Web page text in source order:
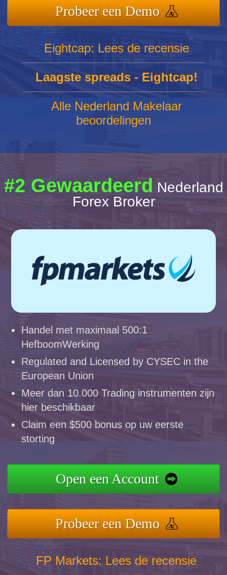
Probeer een Demo
Eightcap: Lees de recensie
Laagste spreads - Eightcap!
Alle Nederland Makelaar
beoordelingen
#2 Gewaardeerd Nederland
Forex Broker
Handel met maximaal 500:1
HefboomWerking
Regulated and Licensed by CYSEC in the
European Union
Meer dan 10.000 Trading instrumenten zijn
hier beschikbaar
Claim een $500 bonus op uw eerste
storting
Open een Account
Probeer een Demo
FP Markets: Lees de recensie